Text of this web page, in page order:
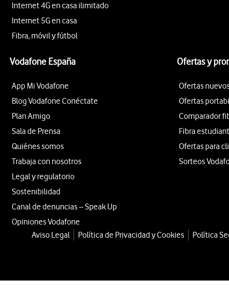
Internet 4G en casa ilimitado
Internet 5G en casa
Fibra, móvil y fútbol
Vodafone España
App Mi Vodafone
Blog Vodafone Conéctate
Plan Amigo
Sala de Prensa
Quiénes somos
Trabaja con nosotros
Legal y regulatorio
Sostenibilidad
Canal de denuncias – Speak Up
Opiniones Vodafone
Ofertas y
Ofertas
Ofertas
Comparador
Fibra
Ofertas para
Sorteos
Aviso Legal Política de Privacidad y Cookies Política